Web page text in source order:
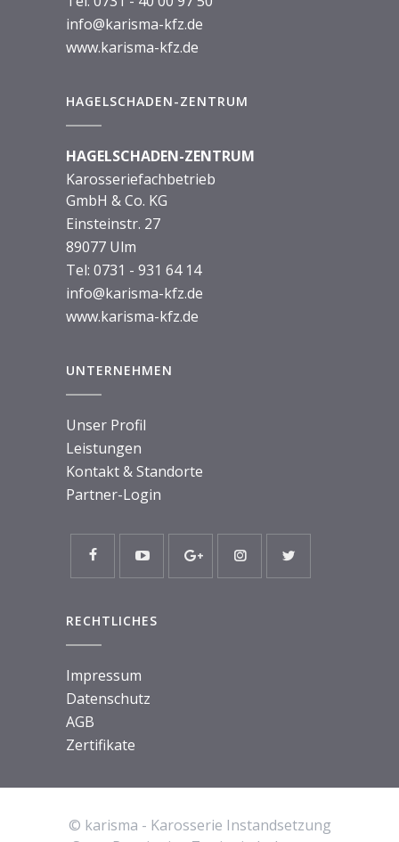
info@karisma-kfz.de
www.karisma-kfz.de
HAGELSCHADEN-ZENTRUM
HAGELSCHADEN-ZENTRUM
Karosseriefachbetrieb
GmbH & Co. KG
Einsteinstr. 27
89077 Ulm
Tel: 0731 - 931 64 14
info@karisma-kfz.de
www.karisma-kfz.de
UNTERNEHMEN
Unser Profil
Leistungen
Kontakt & Standorte
Partner-Login
RECHTLICHES
Impressum
Datenschutz
AGB
Zertifikate
© karisma - Karosserie Instandsetzung